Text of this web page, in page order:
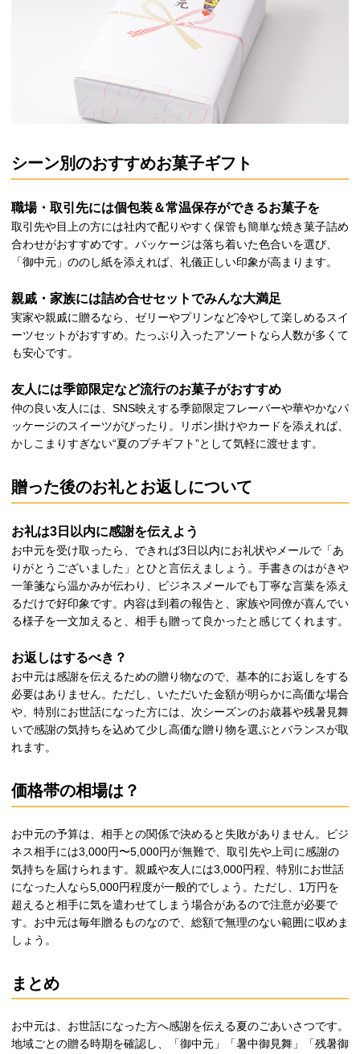
シーン別のおすすめお菓子ギフト
職場・取引先には個包装＆常温保存ができるお菓子を
取引先や目上の方には社内で配りやすく保管も簡単な焼き菓子詰め
合わせがおすすめです。パッケージは落ち着いた色合いを選び、
「御中元」ののし紙を添えれば、礼儀正しい印象が高まります。
親戚・家族には詰め合せセットでみんな大満足
実家や親戚に贈るなら、ゼリーやプリンなど冷やして楽しめるスイ
ーツセットがおすすめ。たっぷり入ったアソートなら人数が多くて
も安心です。
友人には季節限定など流行のお菓子がおすすめ
仲の良い友人には、SNS映えする季節限定フレーバーや華やかなパ
ッケージのスイーツがぴったり。リボン掛けやカードを添えれば、
かしこまりすぎない“夏のプチギフト”として気軽に渡せます。
贈った後のお礼とお返しについて
お礼は3日以内に感謝を伝えよう
お中元を受け取ったら、できれば3日以内にお礼状やメールで「あ
りがとうございました」とひと言伝えましょう。手書きのはがきや
一筆箋なら温かみが伝わり、ビジネスメールでも丁寧な言葉を添え
るだけで好印象です。内容は到着の報告と、家族や同僚が喜んでい
る様子を一文加えると、相手も贈って良かったと感じてくれます。
お返しはするべき？
お中元は感謝を伝えるための贈り物なので、基本的にお返しをする
必要はありません。ただし、いただいた金額が明らかに高価な場合
や、特別にお世話になった方には、次シーズンのお歳暮や残暑見舞
いで感謝の気持ちを込めて少し高価な贈り物を選ぶとバランスが取
れます。
価格帯の相場は？
お中元の予算は、相手との関係で決めると失敗がありません。ビジ
ネス相手には3,000円〜5,000円が無難で、取引先や上司に感謝の
気持ちを届けられます。親戚や友人には3,000円程、特別にお世話
になった人なら5,000円程度が一般的でしょう。ただし、1万円を
超えると相手に気を遣わせてしまう場合があるので注意が必要で
す。お中元は毎年贈るものなので、総額で無理のない範囲に収めま
しょう。
まとめ
お中元は、お世話になった方へ感謝を伝える夏のごあいさつです。
地域ごとの贈る時期を確認し、「御中元」「暑中御見舞」「残暑御